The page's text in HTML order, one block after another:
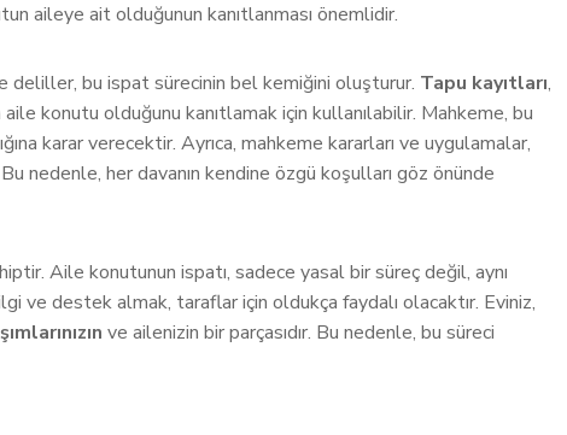
aileye ait olduğunun kanıtlanması önemlidir.
deliller, bu ispat sürecinin bel kemiğini oluşturur. Tapu kayıtları,
konutu olduğunu kanıtlamak için kullanılabilir. Mahkeme, bu
karar verecektir. Ayrıca, mahkeme kararları ve uygulamalar,
nedenle, her davanın kendine özgü koşulları göz önünde
Aile konutunun ispatı, sadece yasal bir süreç değil, aynı
ve destek almak, taraflar için oldukça faydalı olacaktır. Eviniz,
ve ailenizin bir parçasıdır. Bu nedenle, bu süreci